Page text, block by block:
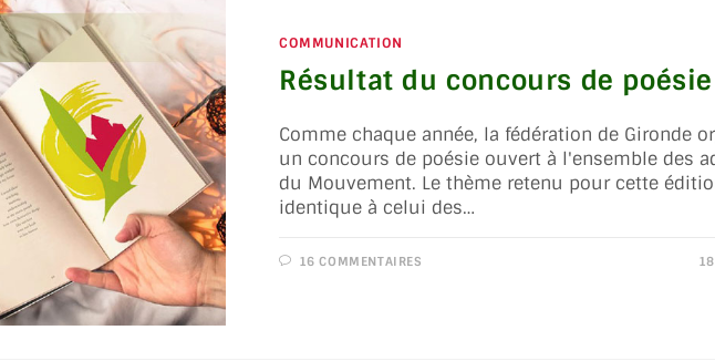
COMMUNICATION
Résultat du concours de poésie
Comme chaque année, la fédération de Gironde
un concours de poésie ouvert à l'ensemble des
du Mouvement. Le thème retenu pour cette
identique à celui des…
16 COMMENTAIRES